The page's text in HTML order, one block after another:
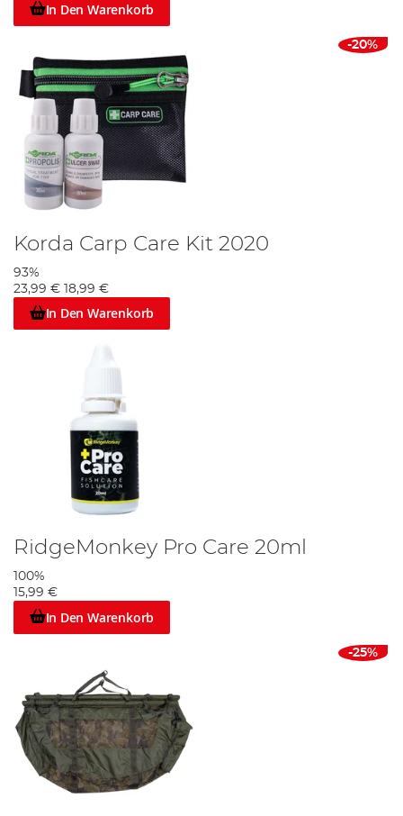
In Den Warenkorb
-20%
Korda Carp Care Kit 2020
93%
23,99 € 18,99 €
In Den Warenkorb
RidgeMonkey Pro Care 20ml
100%
15,99 €
In Den Warenkorb
-25%